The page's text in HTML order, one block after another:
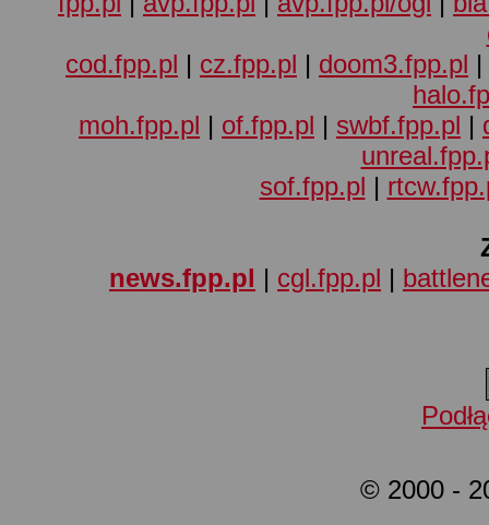
cod.fpp.pl | cz.fpp.pl | doom3.fpp.pl |
moh.fpp.pl | of.fpp.pl | swbf.fpp.pl |
sof.fpp.pl |
news.fpp.pl | cgl.fpp.pl |
© 2000 -